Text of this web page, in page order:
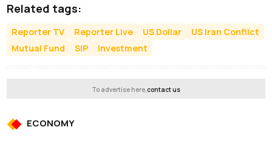
Related tags:
Reporter TV Reporter Live US Dollar
US Iran Conflict
Mutual Fund
SIP Investment
To advertise here,contact us
ECONOMY